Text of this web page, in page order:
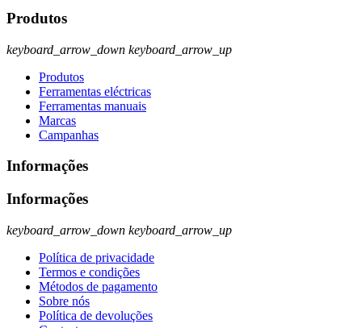
Produtos
keyboard_arrow_down keyboard_arrow_up
Produtos
Ferramentas eléctricas
Ferramentas manuais
Marcas
Campanhas
Informações
Informações
keyboard_arrow_down keyboard_arrow_up
Política de privacidade
Termos e condições
Métodos de pagamento
Sobre nós
Política de devoluções